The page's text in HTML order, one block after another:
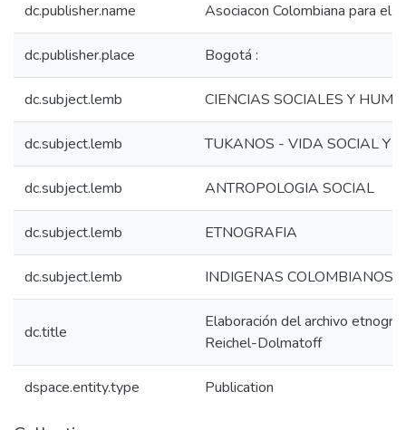
dc.publisher.name Asociacon Colombiana para el
dc.publisher.place Bogotá :
dc.subject.lemb CIENCIAS SOCIALES Y
dc.subject.lemb TUKANOS - VIDA SOCIAL Y
dc.subject.lemb ANTROPOLOGIA SOCIAL
dc.subject.lemb ETNOGRAFIA
dc.subject.lemb INDIGENAS COLOMBIANOS
dc.title
Elaboración del archivo
Reichel-Dolmatoff
dspace.entity.type Publication